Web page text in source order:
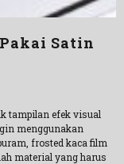
Satin
tampilan efek visual
menggunakan
frosted kaca film
material yang harus